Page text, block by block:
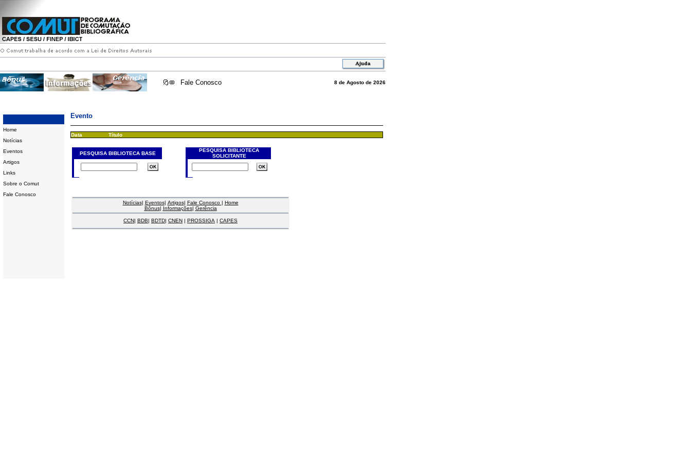
Fale Conosco 8 de Agosto de 2026
Home
Notícias
Eventos
Artigos
Links
Sobre o Comut
Fale Conosco
Evento
Data Título
PESQUISA BIBLIOTECA BASE
PESQUISA BIBLIOTECA
SOLICITANTE
Notícias| Eventos| Artigos| Fale Conosco | Home
Bônus| Informações| Gerência
CCN| BDB| BDTD| CNEN | PROSSIGA | CAPES